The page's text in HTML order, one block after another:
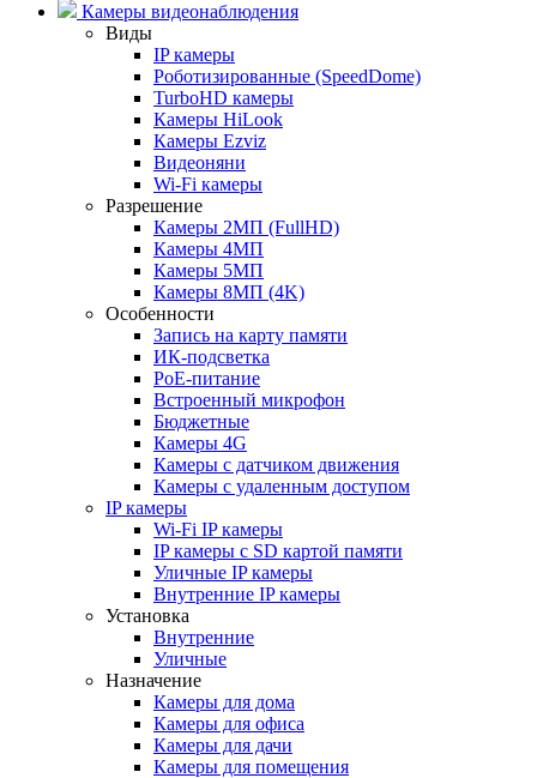
Камеры видеонаблюдения
Виды
IP камеры
Роботизированные (SpeedDome)
TurboHD камеры
Камеры HiLook
Камеры Ezviz
Видеоняни
Wi-Fi камеры
Разрешение
Камеры 2МП (FullHD)
Камеры 4МП
Камеры 5МП
Камеры 8МП (4K)
Особенности
Запись на карту памяти
ИК-подсветка
PoE-питание
Встроенный микрофон
Бюджетные
Камеры 4G
Камеры с датчиком движения
Камеры с удаленным доступом
IP камеры
Wi-Fi IP камеры
IP камеры с SD картой памяти
Уличные IP камеры
Внутренние IP камеры
Установка
Внутренние
Уличные
Назначение
Камеры для дома
Камеры для офиса
Камеры для дачи
Камеры для помещения